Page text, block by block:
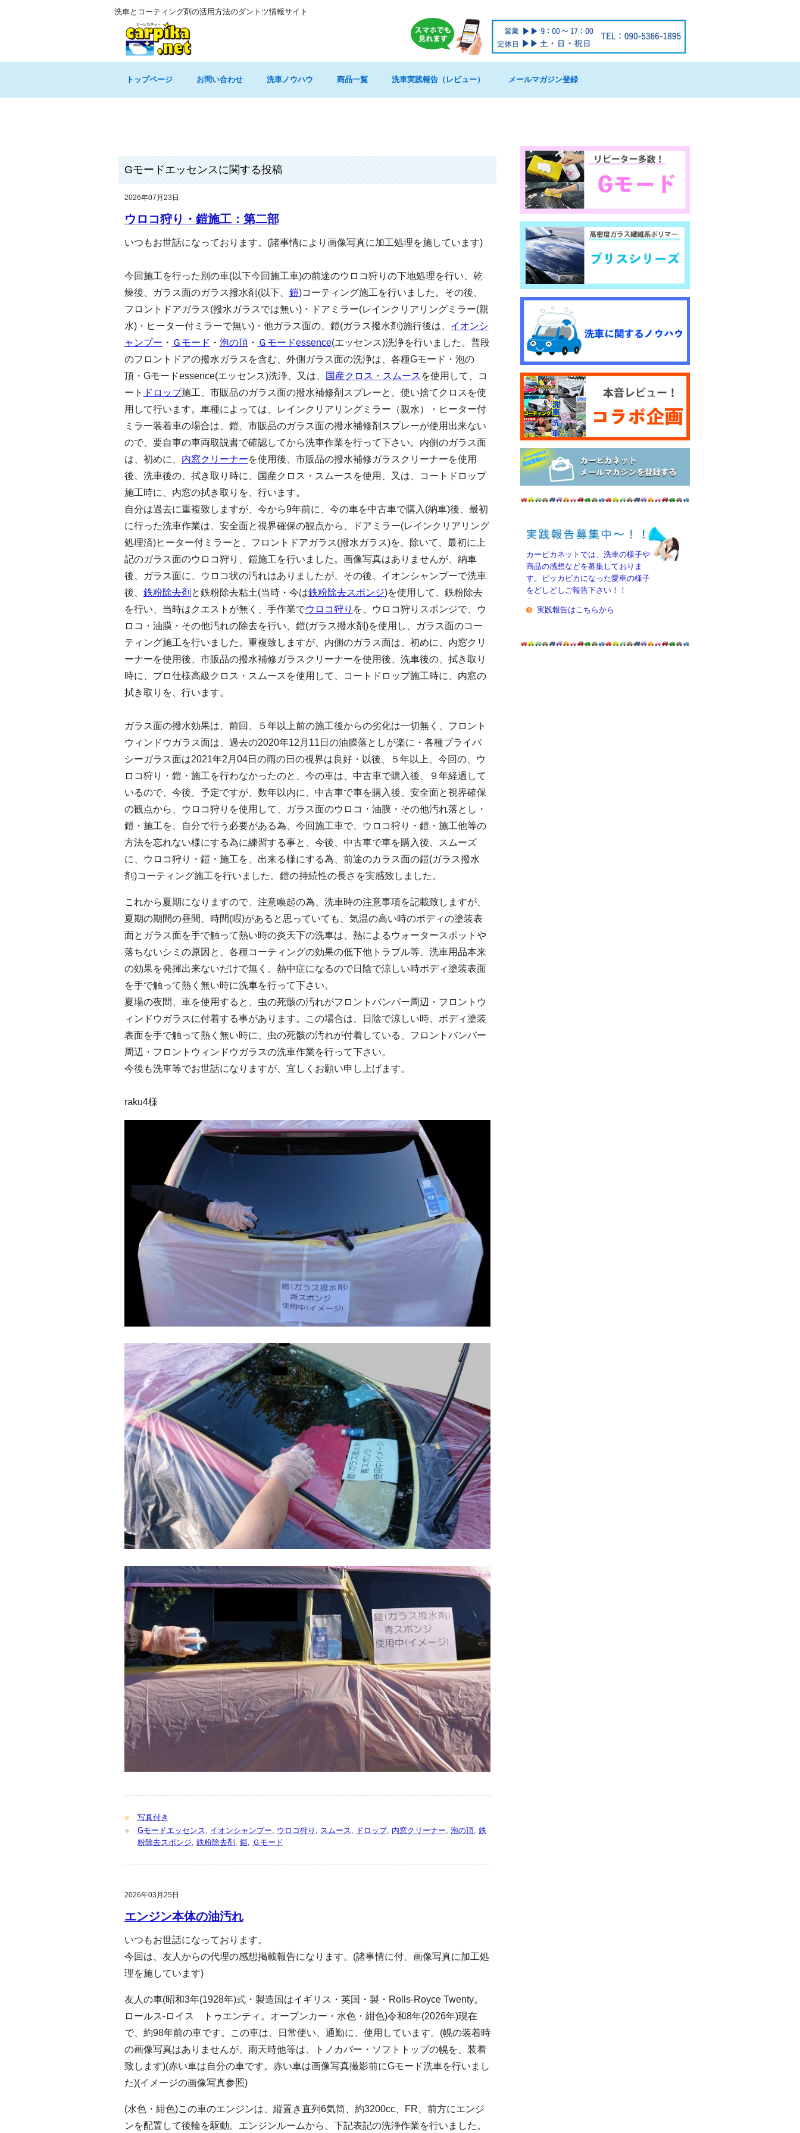
洗車とコーティング剤の活用方法のダントツ情報サイト
トップページ お問い合わせ 洗車ノウハウ 商品一覧 洗車実践報告（レビュー） メールマガジン登録
Gモードエッセンスに関する投稿
2026年07月23日
ウロコ狩り・鎧施工：第二部
いつもお世話になっております。(諸事情により画像写真に加工処理を施しています)
今回施工を行った別の車(以下今回施工車)の前途のウロコ狩りの下地処理を行い、乾
燥後、ガラス面のガラス撥水剤(以下、 鎧)コーティング施工を行いました。その後、
フロントドアガラス(撥水ガラスでは無い)・ドアミラー(レインクリアリングミラー(親
水)・ヒーター付ミラーで無い)・他ガラス面の、鎧(ガラス撥水剤)施行後は、 イオンシ
ャンプー ・ Ｇモード ・ 泡の頂 ・ Ｇモードessence(エッセンス)洗浄を行いました。普段
のフロントドアの撥水ガラスを含む、外側ガラス面の洗浄は、各種Gモード・泡の
頂・Gモードessence(エッセンス)洗浄、又は、
国産クロス・スムース を使用して、コ
ート
ドロップ施工、市販品のガラス面の撥水補修剤スプレーと、使い捨てクロスを使
用して行います。車種によっては、レインクリアリングミラー（親水）・ヒーター付
ミラー装着車の場合は、鎧、市販品のガラス面の撥水補修剤スプレーが使用出来ない
ので、要自車の車両取説書で確認してから洗車作業を行って下さい。内側のガラス面
は、初めに、 内窓クリーナーを使用後、市販品の撥水補修ガラスクリーナーを使用
後、洗車後の、拭き取り時に、国産クロス・スムースを使用、又は、コートドロップ
施工時に、内窓の拭き取りを、行います。
自分は過去に重複致しますが、今から9年前に、今の車を中古車で購入(納車)後、最初
に行った洗車作業は、安全面と視界確保の観点から、ドアミラー(レインクリアリング
処理済)ヒーター付ミラーと、フロントドアガラス(撥水ガラス)を、除いて、最初に上
記のガラス面のウロコ狩り、鎧施工を行いました。画像写真はありませんが、納車
後、ガラス面に、ウロコ状の汚れはありましたが、その後、イオンシャンプーで洗車
後、 鉄粉除去剤 と鉄粉除去粘土(当時・今は鉄粉除去スポンジ)を使用して、鉄粉除去
を行い、当時はクエストが無く、手作業でウロコ狩り を、ウロコ狩りスポンジで、ウ
ロコ・油膜・その他汚れの除去を行い、鎧(ガラス撥水剤)を使用し、ガラス面のコー
ティング施工を行いました。重複致しますが、内側のガラス面は、初めに、内窓クリ
ーナーを使用後、市販品の撥水補修ガラスクリーナーを使用後、洗車後の、拭き取り
時に、プロ仕様高級クロス・スムースを使用して、コートドロップ施工時に、内窓の
拭き取りを、行います。
ガラス面の撥水効果は、前回、５年以上前の施工後からの劣化は一切無く、フロント
ウィンドウガラス面は、過去の2020年12月11日の油膜落としが楽に・各種プライバ
シーガラス面は2021年2月04日の雨の日の視界は良好・以後、５年以上、今回の、ウ
ロコ狩り・鎧・施工を行わなかったのと、今の車は、中古車で購入後、９年経過して
いるので、今後、予定ですが、数年以内に、中古車で車を購入後、安全面と視界確保
の観点から、ウロコ狩りを使用して、ガラス面のウロコ・油膜・その他汚れ落とし・
鎧・施工を、自分で行う必要がある為、今回施工車で、ウロコ狩り・鎧・施工他等の
方法を忘れない様にする為に練習する事と、今後、中古車で車を購入後、スムーズ
に、ウロコ狩り・鎧・施工を、出来る様にする為、前途のカラス面の鎧(ガラス撥水
剤)コーティング施工を行いました。鎧の持続性の長さを実感致しました。
これから夏期になりますので、注意喚起の為、洗車時の注意事項を記載致しますが、
夏期の期間の昼間、時間(暇)があると思っていても、気温の高い時のボディの塗装表
面とガラス面を手で触って熱い時の炎天下の洗車は、熱によるウォータースポットや
落ちないシミの原因と、各種コーティングの効果の低下他トラブル等、洗車用品本来
の効果を発揮出来ないだけで無く、熱中症になるので日陰で涼しい時ボディ塗装表面
を手で触って熱く無い時に洗車を行って下さい。
夏場の夜間、車を使用すると、虫の死骸の汚れがフロントバンパー周辺・フロントウ
ィンドウガラスに付着する事があります。この場合は、日陰で涼しい時、ボディ塗装
表面を手で触って熱く無い時に、虫の死骸の汚れが付着している、フロントバンパー
周辺・フロントウィンドウガラスの洗車作業を行って下さい。
今後も洗車等でお世話になりますが、宜しくお願い申し上げます。
raku4様
写真付き
Gモードエッセンス, イオンシャンプー, ウロコ狩り , スムース, ドロップ, 内窓クリーナー, 泡の頂, 鉄
粉除去スポンジ, 鉄粉除去剤 , 鎧, Ｇモード
2026年03月25日
エンジン本体の油汚れ
いつもお世話になっております。
今回は、友人からの代理の感想掲載報告になります。(諸事情に付、画像写真に加工処
理を施しています)
友人の車(昭和3年(1928年)式・製造国はイギリス・英国・製・Rolls-Royce Twenty。
ロールス-ロイス トゥエンティ。オープンカー・水色・紺色)令和8年(2026年)現在
で、約98年前の車です。この車は、日常使い、通勤に、使用しています。(幌の装着時
の画像写真はありませんが、雨天時他等は、トノカバー・ソフトトップの幌を、装着
致します)(赤い車は自分の車です。赤い車は画像写真撮影前にGモード洗車を行いまし
た)(イメージの画像写真参照)
(水色・紺色)この車のエンジンは、縦置き直列6気筒、約3200cc、FR、前方にエンジ
ンを配置して後輪を駆動。エンジンルームから、下記表記の洗浄作業を行いました。
カーピカネットでは、洗車の様子や
商品の感想などを募集しておりま
す。ピッカピカになった愛車の様子
をどしどしご報告下さい！！
実践報告はこちらから